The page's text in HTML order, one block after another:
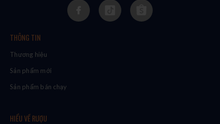
THÔNG TIN
Thương hiệu
Sản phẩm mới
Sản phẩm bán chạy
HIỂU VỀ RƯỢU